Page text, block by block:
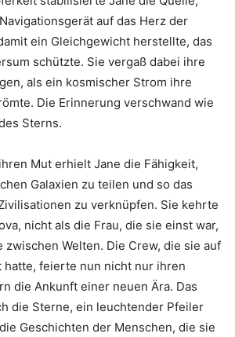
auf das Herz der
ein Gleichgewicht herstellte, das
schützte. Sie vergaß dabei ihre
als ein kosmischer Strom ihre
Die Erinnerung verschwand wie
Sterns.
Mut erhielt Jane die Fähigkeit,
Galaxien zu teilen und so das
zu verknüpfen. Sie kehrte
nicht als die Frau, die sie einst war,
zwischen Welten. Die Crew, die sie auf
hatte, feierte nun nicht nur ihren
die Ankunft einer neuen Ära. Das
die Sterne, ein leuchtender Pfeiler
Geschichten der Menschen, die sie